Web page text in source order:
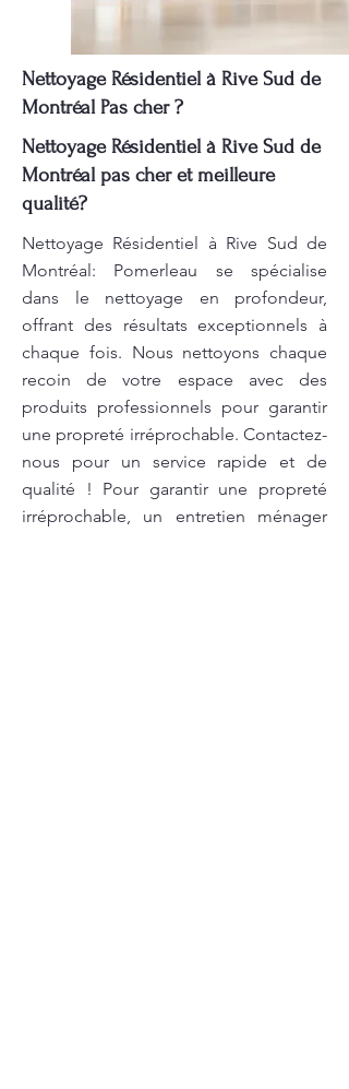
Nettoyage Résidentiel à Rive Sud de
Montréal Pas cher ?
Nettoyage Résidentiel à Rive Sud de
Montréal pas cher et meilleure
qualité?
Nettoyage Résidentiel à Rive Sud de
Montréal: Pomerleau se spécialise
dans le nettoyage en profondeur,
offrant des résultats exceptionnels à
chaque fois. Nous nettoyons chaque
recoin de votre espace avec des
produits professionnels pour garantir
une propreté irréprochable. Contactez-
nous pour un service rapide et de
qualité ! Pour garantir une propreté
irréprochable, un entretien ménager